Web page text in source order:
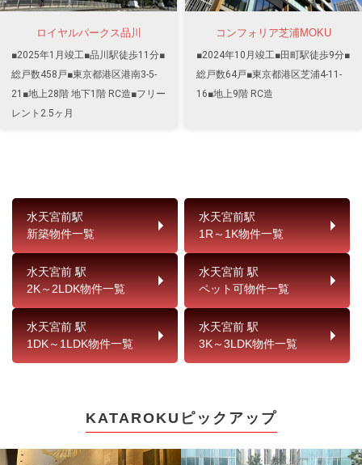
ロイヤルパークス品川
■2025年1月竣工■品川駅徒歩11分■
総戸数458戸■東京都港区港南3-5-
21■地上28階 地下1階 RC造■フリー
レント2.5ヶ月
コンフォリア芝浦MOKU
■2024年10月竣工■田町駅徒歩9分■
総戸数64戸■東京都港区芝浦4-11-
16■地上9階 RC造
水天宮前駅
新築物件一覧
水天宮前駅
1R～1K物件一覧
水天宮前 駅
2K～2LDK物件一覧
水天宮前 駅
ペット可物件一覧
水天宮前 駅
1DK～1LDK物件一覧
水天宮前 駅
3K～3LDK物件一覧
KATAROKUピックアップ